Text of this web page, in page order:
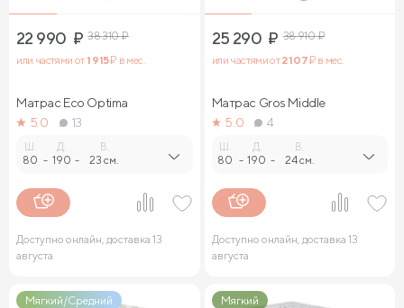
22 990 ₽ 38 310₽
или частями от1 915₽ в мес.
Матрас Eco Optima
5.0
13
Ш.
80 -
Д.
190 -
В.
23 см.
Доступно онлайн, доставка 13
августа
25 290 ₽ 38 910₽
или частями от2 107₽ в мес.
Матрас Gros Middle
5.0
4
Ш.
80 -
Д.
190 -
В.
24 см.
Доступно онлайн, доставка 13
августа
Мягкий/Средний
Мягкий